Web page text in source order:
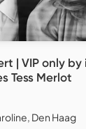
only by
Tess Merlot
Den Haag